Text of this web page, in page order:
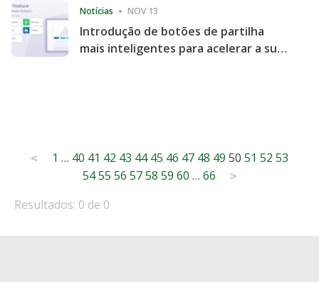
Notícias NOV 13
Introdução de botões de partilha
mais inteligentes para acelerar a sua
Posts
pagination
< 1 … 40 41 42 43 44 45 46 47 48 49 50 51 52 53
54 55 56 57 58 59 60 … 66 >
Resultados: 0 de 0